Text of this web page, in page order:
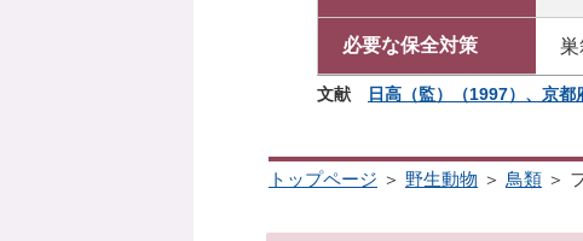
必要な保全対策 巣
文献 日高（監）（1997）、京都
トップページ ＞ 野生動物 ＞ 鳥類 ＞